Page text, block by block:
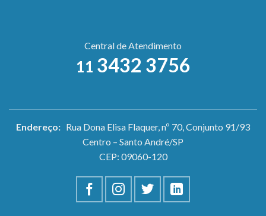
Central de Atendimento
11 3432 3756
Endereço: Rua Dona Elisa Flaquer, nº 70, Conjunto 91/93
Centro – Santo André/SP
CEP: 09060-120